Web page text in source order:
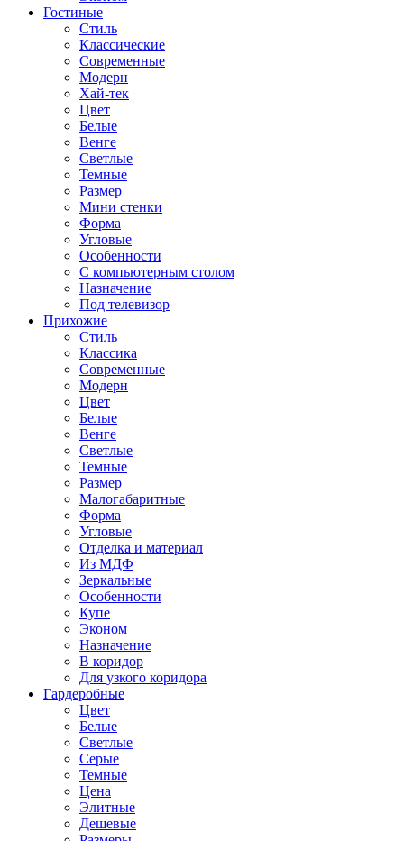
Гостиные
Стиль
Классические
Современные
Модерн
Хай-тек
Цвет
Белые
Венге
Светлые
Темные
Размер
Мини стенки
Форма
Угловые
Особенности
С компьютерным столом
Назначение
Под телевизор
Прихожие
Стиль
Классика
Современные
Модерн
Цвет
Белые
Венге
Светлые
Темные
Размер
Малогабаритные
Форма
Угловые
Отделка и материал
Из МДФ
Зеркальные
Особенности
Купе
Эконом
Назначение
В коридор
Для узкого коридора
Гардеробные
Цвет
Белые
Светлые
Серые
Темные
Цена
Элитные
Дешевые